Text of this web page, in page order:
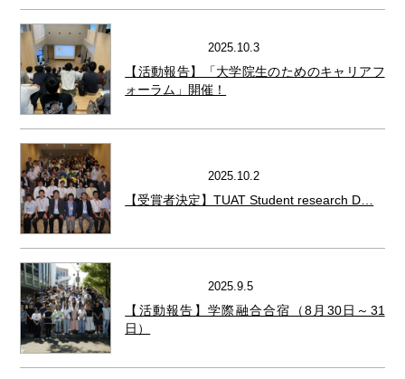
2025.10.3
【活動報告】「大学院生のためのキャリアフ
ォーラム」開催！
2025.10.2
【受賞者決定】TUAT Student research D…
2025.9.5
【活動報告】学際融合合宿（8月30日～31
日）